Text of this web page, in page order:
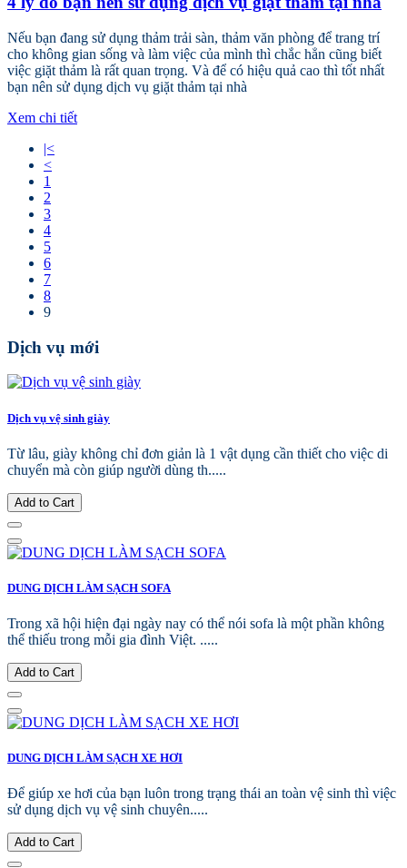
Nếu bạn đang sử dụng thảm trải sàn, thảm văn phòng để trang trí
cho không gian sống và làm việc của mình thì chắc hẳn cũng biết
việc giặt thảm là rất quan trọng. Và để có hiệu quả cao thì tốt nhất
bạn nên sử dụng dịch vụ giặt thảm tại nhà
Xem chi tiết
|<
<
1
2
3
4
5
6
7
8
9
Dịch vụ mới
Dịch vụ vệ sinh giày
Từ lâu, giày không chỉ đơn giản là 1 vật dụng cần thiết cho việc di
chuyển mà còn giúp người dùng th.....
Add to Cart
DUNG DỊCH LÀM SẠCH SOFA
Trong xã hội hiện đại ngày nay có thể nói sofa là một phần không
thể thiếu trong mỗi gia đình Việt. .....
Add to Cart
DUNG DỊCH LÀM SẠCH XE HƠI
Để giúp xe hơi của bạn luôn trong trạng thái an toàn vệ sinh thì việc
sử dụng dịch vụ vệ sinh chuyên.....
Add to Cart